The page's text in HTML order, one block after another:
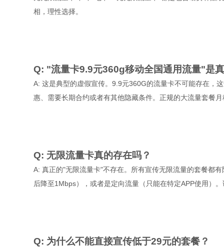
相，理性选择。
Q: "流量卡9.9元360g移动全国通用流量"是
A: 这是典型的虚假宣传。9.9元360G的流量卡不可能存在，
惠、需要长期合约或者有其他隐藏条件。正规的大流量套餐
Q: 无限流量卡真的存在吗？
A: 真正的"无限流量卡"不存在。所有宣传无限流量的套餐都
后降至1Mbps），或者是定向流量（只能在特定APP使用）
Q: 为什么不能直接宣传低于29元的套餐？